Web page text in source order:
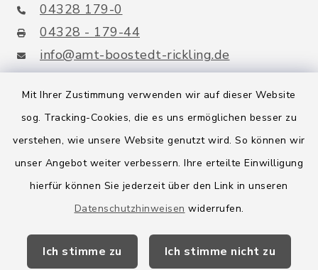
Mit Ihrer Zustimmung verwenden wir auf dieser Website
sog. Tracking-Cookies, die es uns ermöglichen besser zu
verstehen, wie unsere Website genutzt wird. So können wir
unser Angebot weiter verbessern. Ihre erteilte Einwilligung
hierfür können Sie jederzeit über den Link in unseren
Datenschutzhinweisen widerrufen.
Ich stimme zu Ich stimme nicht zu
04328 179-0
04328 - 179-44
info@amt-boostedt-rickling.de
Quicklinks
Amt Boostedt-Rickling
Amtsbroschüre
Wege-Zweckverband